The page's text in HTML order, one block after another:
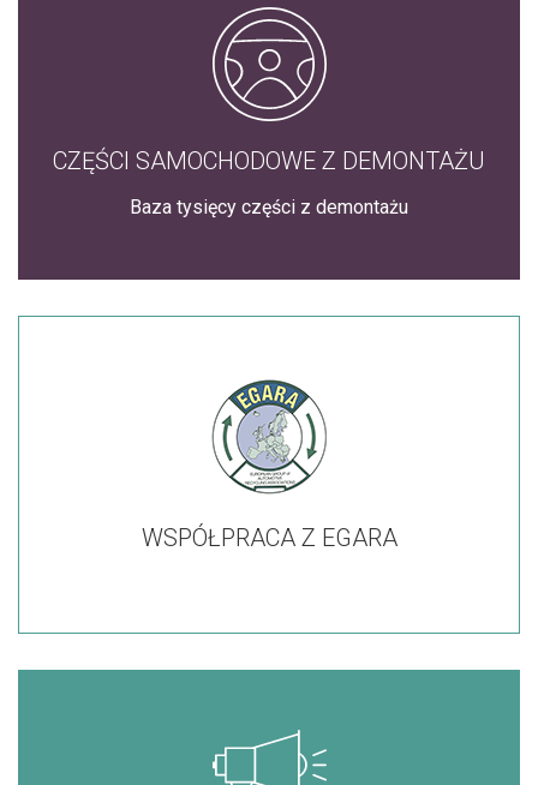
CZĘŚCI SAMOCHODOWE Z DEMONTAŻU
Baza tysięcy części z demontażu
WSPÓŁPRACA Z EGARA